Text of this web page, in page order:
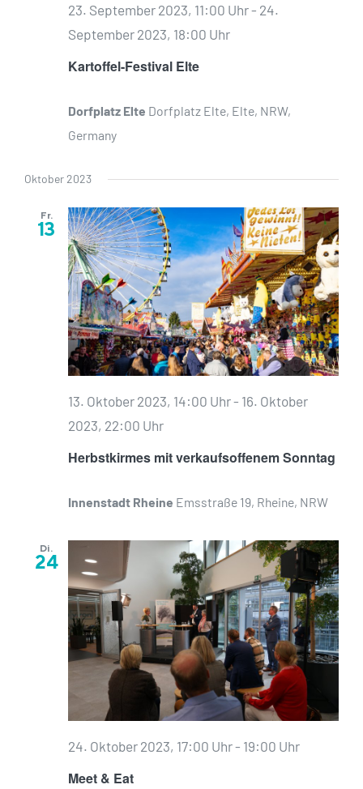
Kartoffel-Festival Elte
23. September 2023, 11:00 Uhr- 24.
September 2023, 18:00 Uhr
Dorfplatz Elte Dorfplatz Elte, Elte, NRW,
Germany
Oktober 2023
Fr.
13
Herbstkirmes mit verkaufsoffenem Sonntag
13. Oktober 2023, 14:00 Uhr- 16. Oktober
2023, 22:00 Uhr
Innenstadt Rheine Emsstraße 19, Rheine, NRW
Di.
24
Meet & Eat
24. Oktober 2023, 17:00 Uhr- 19:00 Uhr